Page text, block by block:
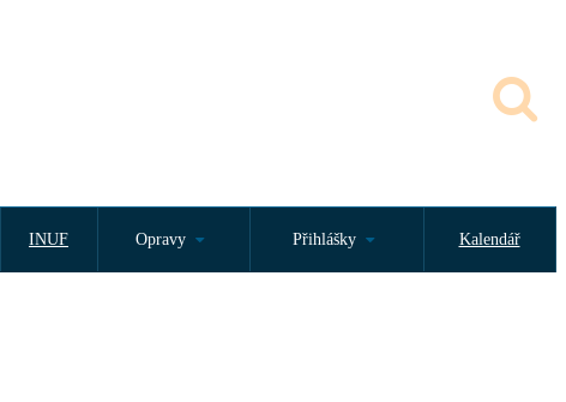
INUF Opravy Přihlášky Kalendář